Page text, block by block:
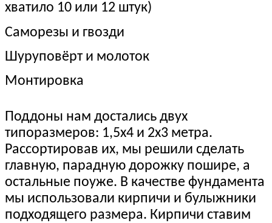
хватило 10 или 12 штук)
Саморезы и гвозди
Шуруповёрт и молоток
Монтировка
Поддоны нам достались двух
типоразмеров: 1,5х4 и 2х3 метра.
Рассортировав их, мы решили сделать
главную, парадную дорожку пошире, а
остальные поуже. В качестве фундамента
мы использовали кирпичи и булыжники
подходящего размера. Кирпичи ставим